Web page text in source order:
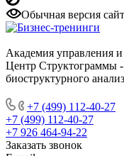
Обычная версия
Академия управления
Центр Структограммы -
биоструктурного
+7 (499) 112-40-27
+7 (499) 112-40-27
+7 926 464-94-22
Заказать звонок